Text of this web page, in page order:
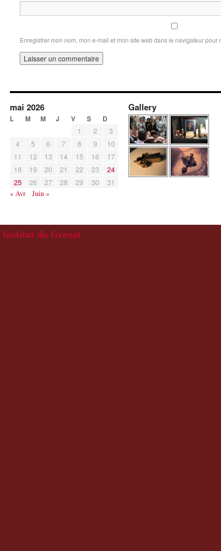
Enregistrer mon nom, mon e-mail et mon site web dans le navigateur pour
mai 2026
L M M J V S D
1 2
3
4
5 6 7 8 9
10
11
12 13 14 15 16
17
18
19 20 21 22 23
24
25
26 27 28 29 30 31
« Avr Juin »
Gallery
Institut du Grenat